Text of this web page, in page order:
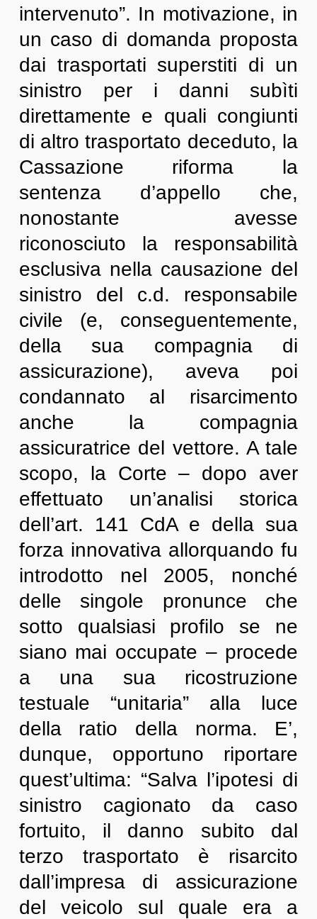
intervenuto”. In motivazione, in
un caso di domanda proposta
dai trasportati superstiti di un
sinistro per i danni subìti
direttamente e quali congiunti
di altro trasportato deceduto, la
Cassazione riforma la
sentenza d’appello che,
nonostante avesse
riconosciuto la responsabilità
esclusiva nella causazione del
sinistro del c.d. responsabile
civile (e, conseguentemente,
della sua compagnia di
assicurazione), aveva poi
condannato al risarcimento
anche la compagnia
assicuratrice del vettore. A tale
scopo, la Corte – dopo aver
effettuato un’analisi storica
dell’art. 141 CdA e della sua
forza innovativa allorquando fu
introdotto nel 2005, nonché
delle singole pronunce che
sotto qualsiasi profilo se ne
siano mai occupate – procede
a una sua ricostruzione
testuale “unitaria” alla luce
della ratio della norma. E’,
dunque, opportuno riportare
quest’ultima: “Salva l’ipotesi di
sinistro cagionato da caso
fortuito, il danno subito dal
terzo trasportato è risarcito
dall’impresa di assicurazione
del veicolo sul quale era a